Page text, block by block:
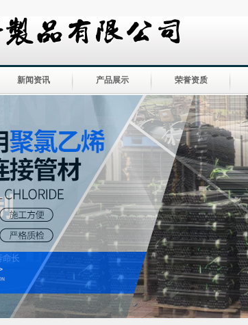
新闻资讯 产品展示 荣誉资质